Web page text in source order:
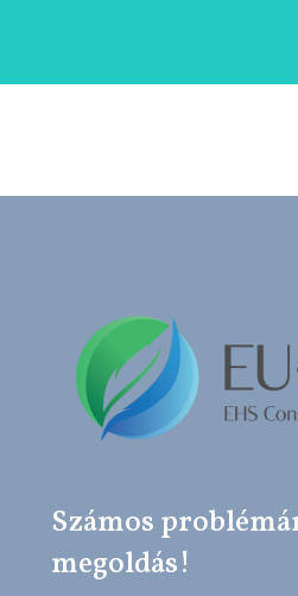
Számos
megoldás!